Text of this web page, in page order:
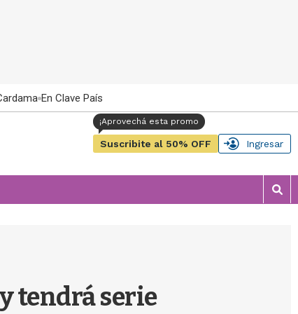
En Clave País
Suscribite al 50% OFF Ingresar
M
o
tendrá serie